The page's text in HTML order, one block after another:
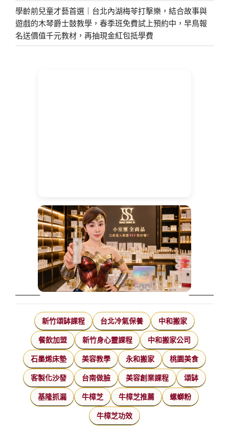
學齡前兒童才藝首選｜台北內湖梅苓打擊樂，結合故事與
遊戲的木琴爵士鼓教學，春季班免費試上預約中，早鳥報
名送價值千元教材，再抽現金紅包抵學費
新竹頌缽課程 台北冷氣保養 中和搬家
餐飲加盟 新竹身心靈課程 中和搬家公司
石墨烯床墊 美容教學 永和搬家 桃園美食
客製化沙發 台南做臉 美容創業課程 頌缽
基隆抓漏 牛樟芝 牛樟芝推薦 螺螄粉
牛樟芝功效